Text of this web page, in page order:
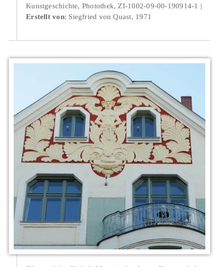
Kunstgeschichte, Photothek, ZI-1002-09-00-190914-1
Erstellt von: Siegfried von Quast, 1971